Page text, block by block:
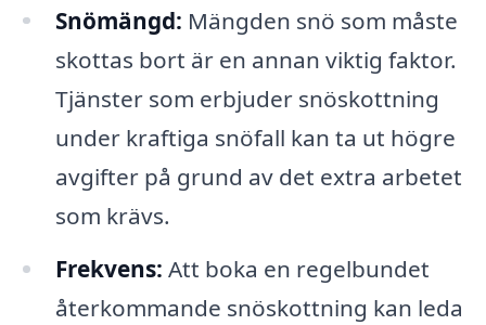
Snömängd: Mängden snö som måste
skottas bort är en annan viktig faktor.
Tjänster som erbjuder snöskottning
under kraftiga snöfall kan ta ut högre
avgifter på grund av det extra arbetet
som krävs.
Frekvens: Att boka en regelbundet
återkommande snöskottning kan leda